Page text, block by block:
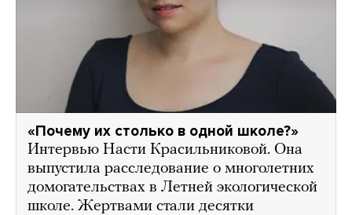
«Почему их столько в одной школе?»
Интервью Насти Красильниковой. Она
выпустила расследование о многолетних
домогательствах в Летней экологической
школе. Жертвами стали десятки